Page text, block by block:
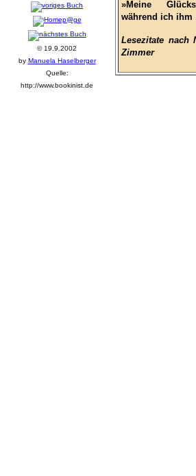
»Meine
während ich
Lesezitate nach
Zimmer
© 19.9.2002
by Manuela Haselberger
Quelle:
http://www.bookinist.de